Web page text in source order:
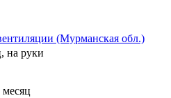
(Мурманская обл.)
на руки